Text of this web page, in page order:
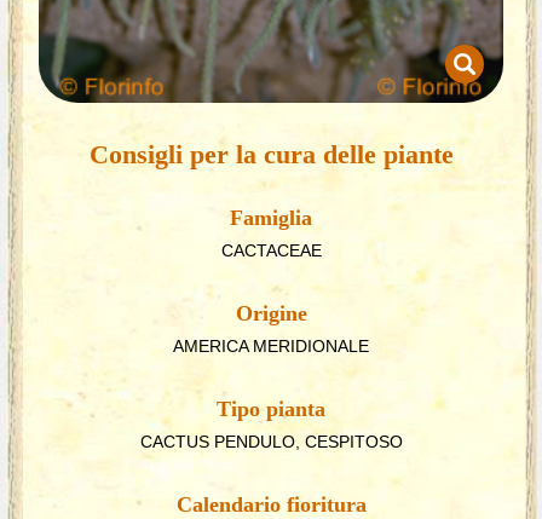
Consigli per la cura delle piante
Famiglia
CACTACEAE
Origine
AMERICA MERIDIONALE
Tipo pianta
CACTUS PENDULO, CESPITOSO
Calendario fioritura